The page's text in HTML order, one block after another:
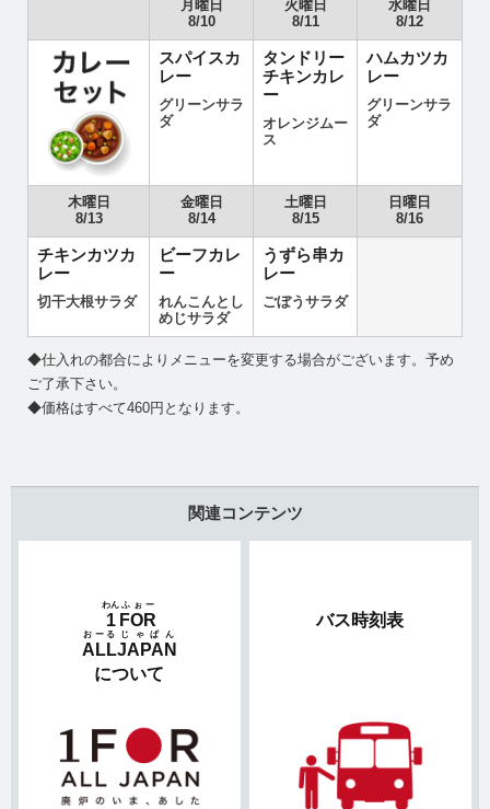
月曜日
8/10
火曜日
8/11
水曜日
8/12
スパイスカ
レー
グリーンサラ
ダ
タンドリー
チキンカレ
ー
オレンジムー
ス
ハムカツカ
レー
グリーンサラ
ダ
木曜日
8/13
金曜日
8/14
土曜日
8/15
日曜日
8/16
チキンカツカ
レー
切干大根サラダ
ビーフカレ
ー
れんこんとし
めじサラダ
うずら串カ
レー
ごぼうサラダ
◆仕入れの都合によりメニューを変更する場合がございます。予め
ご了承下さい。
◆価格はすべて460円となります。
関連コンテンツ
1
わん
FOR
ふぉー
ALL
おーる
JAPAN
じゃぱん
について
バス時刻表